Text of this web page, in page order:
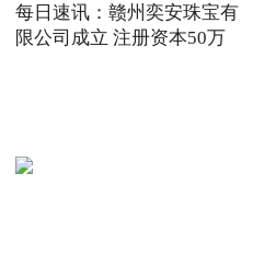
每日速讯：赣州奕安珠宝有
限公司成立 注册资本50万